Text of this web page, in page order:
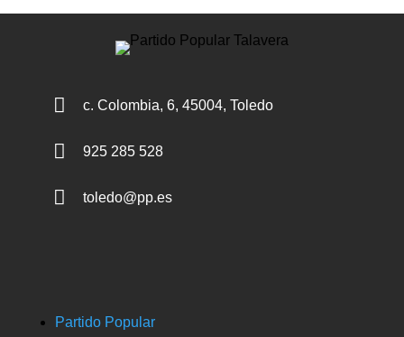
 c. Colombia, 6, 45004, Toledo
 925 285 528
 toledo@pp.es
Partido Popular